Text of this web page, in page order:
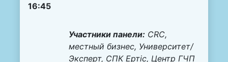
16:45
Участники панели: CRC,
местный бизнес, Университет/
Эксперт, СПК Ертіс, Центр ГЧП